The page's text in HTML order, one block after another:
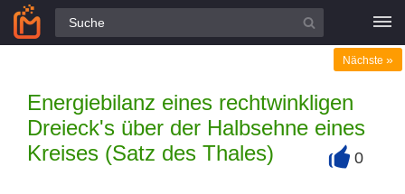
Alle Fragen
Energiebilanz eines rechtwinkligen
Dreieck's über der Halbsehne eines
Kreises (Satz des Thales)
Nächste »
0